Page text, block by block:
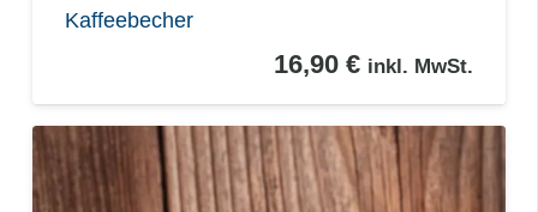
Kaffeebecher
16,90 € inkl. MwSt.